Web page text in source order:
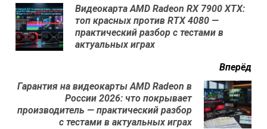
еще
Видеокарта AMD Radeon RX 7900 XTX:
топ красных против RTX 4080 —
практический разбор с тестами в
актуальных играх
Вперёд
post:
Гарантия на видеокарты AMD Radeon в
России 2026: что покрывает
производитель — практический разбор
с тестами в актуальных играх